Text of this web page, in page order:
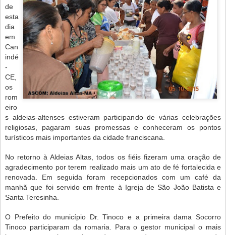
de
esta
dia
em
Can
indé
-
CE,
os
rom
eiro
s aldeias-altenses estiveram participando de várias celebrações
religiosas, pagaram suas promessas e conheceram os pontos
turísticos mais importantes da cidade franciscana.
No retorno à Aldeias Altas, todos os fiéis fizeram uma oração de
agradecimento por terem realizado mais um ato de fé fortalecida e
renovada. Em seguida foram recepcionados com um café da
manhã que foi servido em frente à Igreja de São João Batista e
Santa Teresinha.
O Prefeito do município Dr. Tinoco e a primeira dama Socorro
Tinoco participaram da romaria. Para o gestor municipal o mais